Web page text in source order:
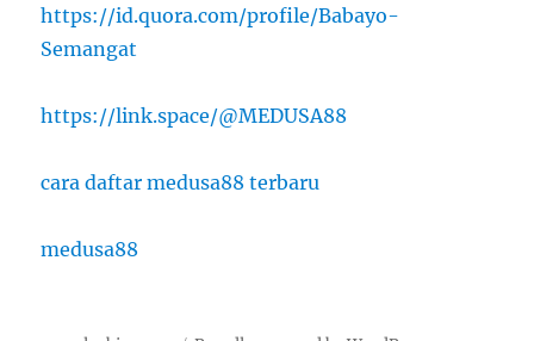
https://id.quora.com/profile/Babayo-
Semangat
https://link.space/@MEDUSA88
cara daftar medusa88 terbaru
medusa88